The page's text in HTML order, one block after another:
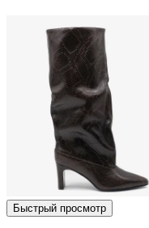
Быстрый просмотр